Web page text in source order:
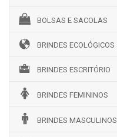
BOLSAS E SACOLAS
BRINDES ECOLÓGICOS
BRINDES ESCRITÓRIO
BRINDES FEMININOS
BRINDES MASCULINOS